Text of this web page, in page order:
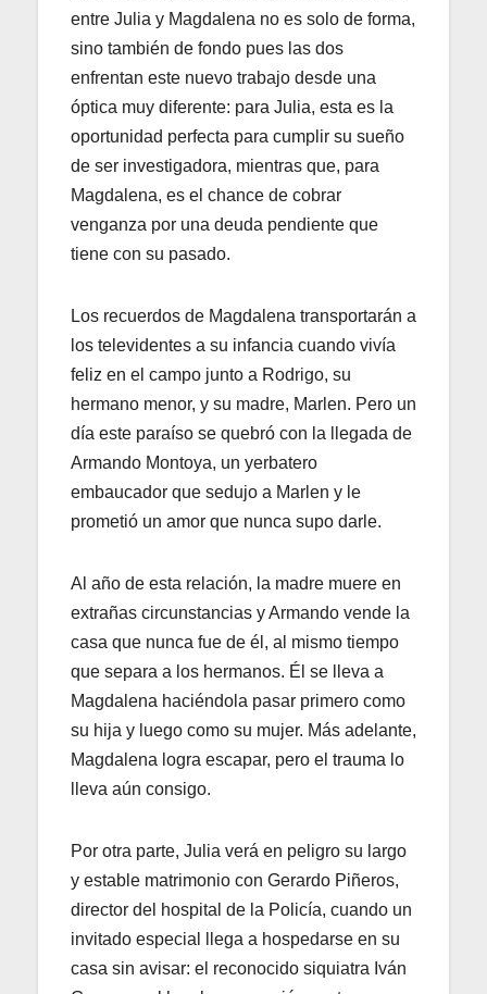
entre Julia y Magdalena no es solo de forma,
sino también de fondo pues las dos
enfrentan este nuevo trabajo desde una
óptica muy diferente: para Julia, esta es la
oportunidad perfecta para cumplir su sueño
de ser investigadora, mientras que, para
Magdalena, es el chance de cobrar
venganza por una deuda pendiente que
tiene con su pasado.
Los recuerdos de Magdalena transportarán a
los televidentes a su infancia cuando vivía
feliz en el campo junto a Rodrigo, su
hermano menor, y su madre, Marlen. Pero un
día este paraíso se quebró con la llegada de
Armando Montoya, un yerbatero
embaucador que sedujo a Marlen y le
prometió un amor que nunca supo darle.
Al año de esta relación, la madre muere en
extrañas circunstancias y Armando vende la
casa que nunca fue de él, al mismo tiempo
que separa a los hermanos. Él se lleva a
Magdalena haciéndola pasar primero como
su hija y luego como su mujer. Más adelante,
Magdalena logra escapar, pero el trauma lo
lleva aún consigo.
Por otra parte, Julia verá en peligro su largo
y estable matrimonio con Gerardo Piñeros,
director del hospital de la Policía, cuando un
invitado especial llega a hospedarse en su
casa sin avisar: el reconocido siquiatra Iván